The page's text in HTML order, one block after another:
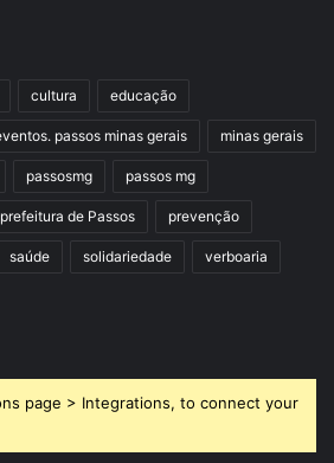
cultura educação
passos minas gerais minas gerais
passosmg passos mg
prefeitura de Passos prevenção
saúde solidariedade verboaria
page > Integrations, to connect your